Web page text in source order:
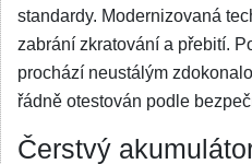
standardy. Modernizovaná
zabrání zkratování a přebití.
prochází neustálým
řádně otestován podle
Čerstvý